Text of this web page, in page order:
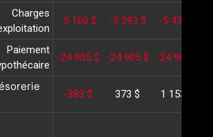
Charges
-5 160 $ -5 293 $ -5 431 $
Paiement
-24 905 $ -24 905 $ -24 905 $
-383 $ 373 $ 1 153 $